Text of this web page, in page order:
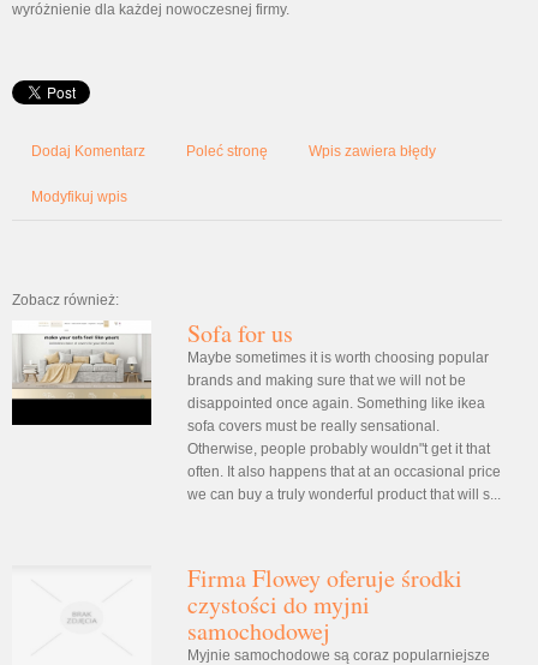
wyróżnienie dla każdej nowoczesnej firmy.
Dodaj Komentarz Poleć stronę Wpis zawiera błędy
Modyfikuj wpis
Zobacz również:
Sofa for us
Maybe sometimes it is worth choosing popular
brands and making sure that we will not be
disappointed once again. Something like ikea
sofa covers must be really sensational.
Otherwise, people probably wouldn"t get it that
often. It also happens that at an occasional price
we can buy a truly wonderful product that will s...
Firma Flowey oferuje środki
czystości do myjni
samochodowej
Myjnie samochodowe są coraz popularniejsze